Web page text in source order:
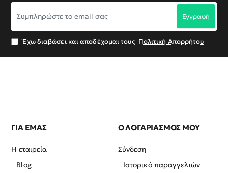
το
σας
Εγγραφή
Έχω διαβάσει και αποδέχομαι τους Πολιτική Απορρήτου
ΓΙΑ ΕΜΑΣ
Η εταιρεία
Blog
Ο ΛΟΓΑΡΙΑΣΜΟΣ ΜΟΥ
Σύνδεση
Ιστορικό παραγγελιών